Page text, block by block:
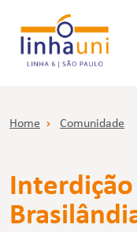
Home Comunidade
Interdição